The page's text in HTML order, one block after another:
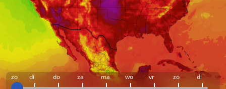
zo di do za ma wo vr zo di